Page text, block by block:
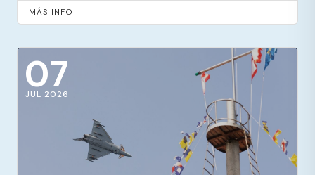
MÁS INFO
07
JUL 2026